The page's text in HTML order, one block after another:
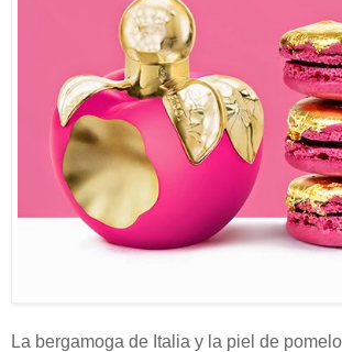
La bergamoga de Italia y la piel de